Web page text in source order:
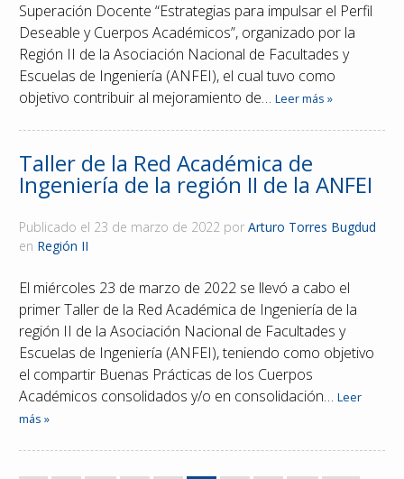
Superación Docente “Estrategias para impulsar el Perfil
Deseable y Cuerpos Académicos”, organizado por la
Región II de la Asociación Nacional de Facultades y
Escuelas de Ingeniería (ANFEI), el cual tuvo como
objetivo contribuir al mejoramiento de…Leer más »
Taller de la Red Académica de
Ingeniería de la región II de la ANFEI
Publicado el 23 de marzo de 2022 porArturo Torres Bugdud
en Región II
El miércoles 23 de marzo de 2022 se llevó a cabo el
primer Taller de la Red Académica de Ingeniería de la
región II de la Asociación Nacional de Facultades y
Escuelas de Ingeniería (ANFEI), teniendo como objetivo
el compartir Buenas Prácticas de los Cuerpos
Académicos consolidados y/o en consolidación…Leer
más »